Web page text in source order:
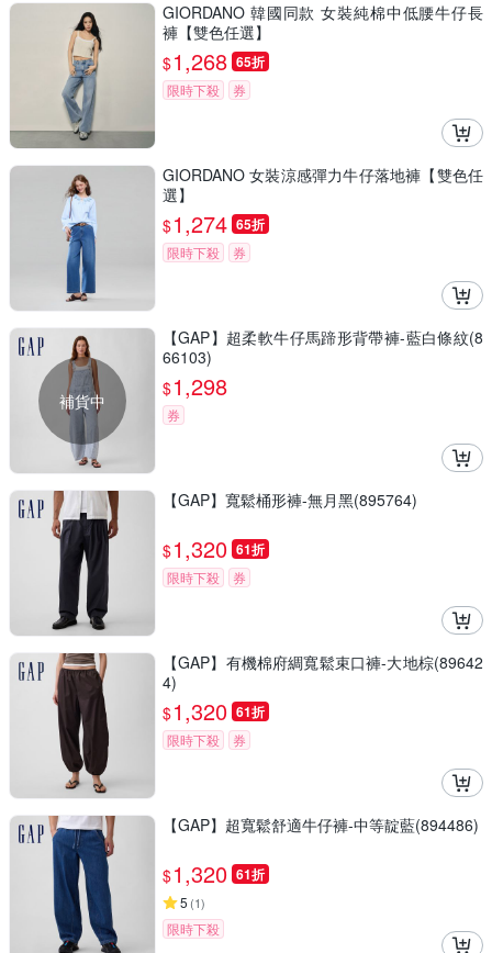
GIORDANO 韓國同款 女裝純棉中低腰牛仔長
褲【雙色任選】
$1,268 65折
限時下殺 券
GIORDANO 女裝涼感彈力牛仔落地褲【雙色任
選】
$1,274 65折
限時下殺 券
補貨中
【GAP】超柔軟牛仔馬蹄形背帶褲-藍白條紋(8
66103)
$1,298
券
【GAP】寬鬆桶形褲-無月黑(895764)
$1,320 61折
限時下殺 券
【GAP】有機棉府綢寬鬆束口褲-大地棕(89642
4)
$1,320 61折
限時下殺 券
【GAP】超寬鬆舒適牛仔褲-中等靛藍(894486)
$1,320 61折
5 (1)
限時下殺